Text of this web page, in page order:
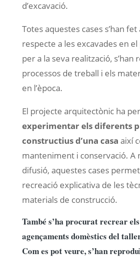
d’excavació.
Totes aquestes cases s’han fet
respecte a les excavades en
per a la seva realització, s’han
processos de treball i els
en l’època.
El projecte arquitectònic ha
experimentar els diferents
constructius d’una casa així
manteniment i conservació. A
difusió, aquestes cases
recreació explicativa de les
materials de construcció.
També s’ha procurat recrear
agençaments domèstics del
Com es pot veure, s’han